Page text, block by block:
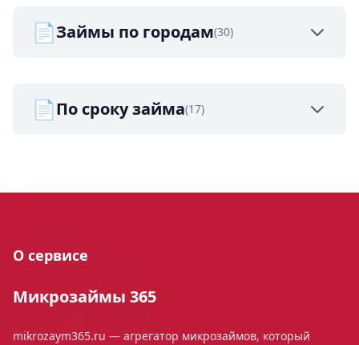
📄Займы по городам(30)
📄По сроку займа(17)
О сервисе
Микрозаймы 365
mikrozaym365.ru — агрегатор микрозаймов, который